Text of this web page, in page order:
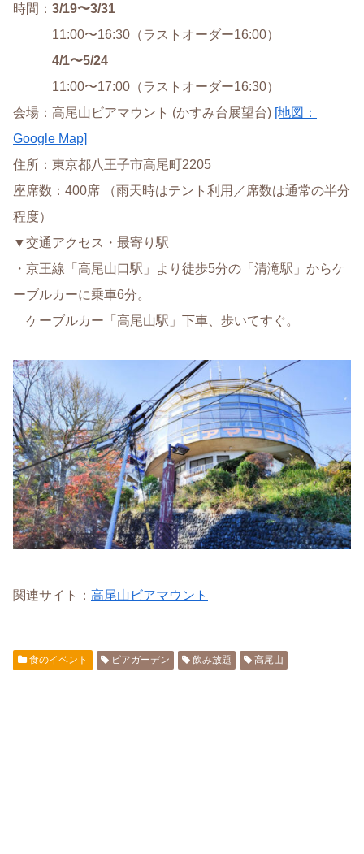
時間： 3/19〜3/31
11:00〜16:30（ラストオーダー16:00）
4/1〜5/24
11:00〜17:00（ラストオーダー16:30）
会場：高尾山ビアマウント (かすみ台展望台) [地図：
Google Map]
住所：東京都八王子市高尾町2205
座席数：400席 （雨天時はテント利用／席数は通常の半分
程度）
▼交通アクセス・最寄り駅
・京王線「高尾山口駅」より徒歩5分の「清滝駅」からケ
ーブルカーに乗車6分。
ケーブルカー「高尾山駅」下車、歩いてすぐ。
関連サイト： 高尾山ビアマウント
食のイベント ビアガーデン 飲み放題 高尾山